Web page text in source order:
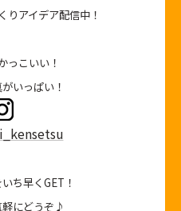
りアイデア配信中！
っこいい！
いっぱい！
ち早くGET！
軽にどうぞ♪